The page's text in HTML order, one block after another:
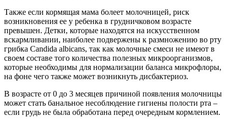
Также если кормящая мама болеет молочницей, риск
возникновения ее у ребенка в грудничковом возрасте
превышен. Детки, которые находятся на искусственном
вскармливании, наиболее подвержены к размножению во рту
грибка Candida albicans, так как молочные смеси не имеют в
своем составе того количества полезных микроорганизмов,
которые необходимы для нормализации баланса микрофлоры,
на фоне чего также может возникнуть дисбактериоз.
В возрасте от 0 до 3 месяцев причиной появления молочницы
может стать банальное несоблюдение гигиены полости рта –
если грудь не была обработана перед очередным кормлением.